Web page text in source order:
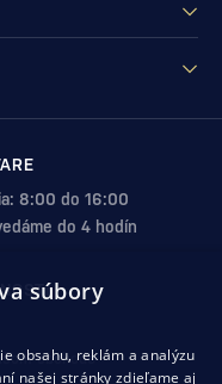
8:00 do 16:00
do 4 hodín
obchode
súbory
obsahu, reklám a analýzu
našej stránky zdieľame aj